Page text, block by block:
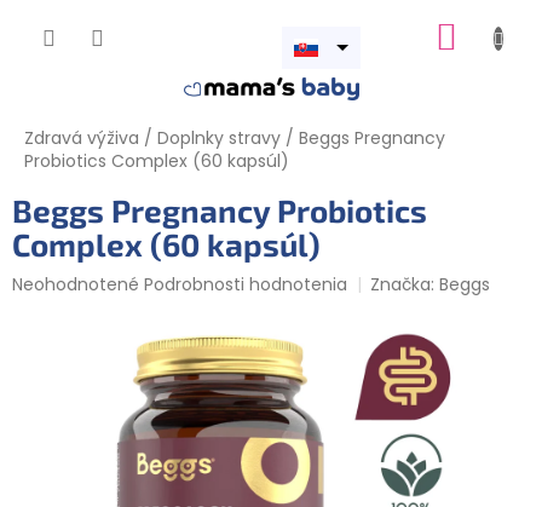
Otvoriť
Zdravá výživa / Doplnky stravy / Beggs Pregnancy
Probiotics Complex (60 kapsúl)
Beggs Pregnancy Probiotics
Complex (60 kapsúl)
Priemerné
Neohodnotené Podrobnosti hodnotenia Značka:Beggs